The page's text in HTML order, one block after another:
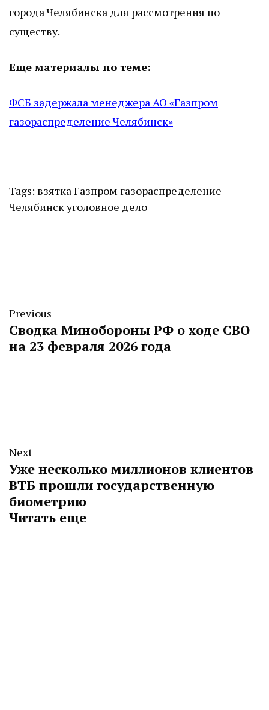
города Челябинска для рассмотрения по
существу.
Еще материалы по теме:
ФСБ задержала менеджера АО «Газпром
газораспределение Челябинск»
Tags: взяткаГазпром газораспределение
Челябинскуголовное дело
Previous
Сводка Минобороны РФ о ходе СВО
на 23 февраля 2026 года
Next
Уже несколько миллионов клиентов
ВТБ прошли государственную
биометрию
Читать еще